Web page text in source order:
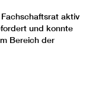
aktiv
und konnte
Bereich der